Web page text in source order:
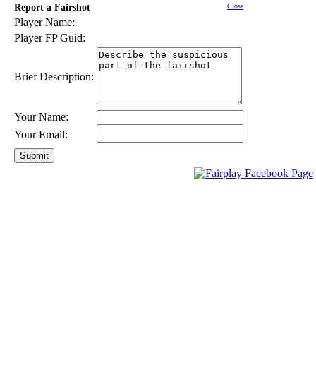
Report a Fairshot Close
Player Name:
Player FP Guid:
Brief Description:
Your Name:
Your Email: